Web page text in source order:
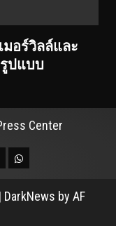
อร์วิลล์และ
ปแบบ
Center
Whatsapp
| DarkNews by AF